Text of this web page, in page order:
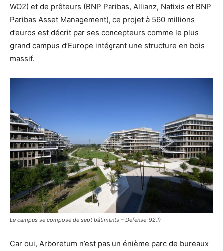
WO2) et de prêteurs (BNP Paribas, Allianz, Natixis et BNP
Paribas Asset Management), ce projet à 560 millions
d’euros est décrit par ses concepteurs comme le plus
grand campus d’Europe intégrant une structure en bois
massif.
Le campus se compose de sept bâtiments – Defense-92.fr
Car oui, Arboretum n’est pas un énième parc de bureaux